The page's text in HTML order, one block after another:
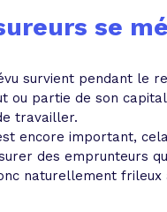
se
survient pendant
ou partie de son
travailler.
encore important,
des emprunteurs
naturellement